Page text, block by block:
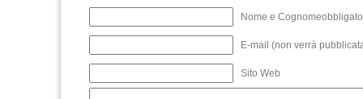
Nome e
E-mail (non verrà
Sito Web